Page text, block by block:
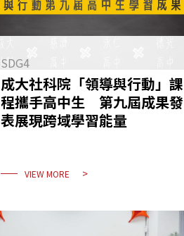
SDG4
成大社科院「領導與行動」課
程攜手高中生 第九屆成果發
表展現跨域學習能量
VIEW MORE